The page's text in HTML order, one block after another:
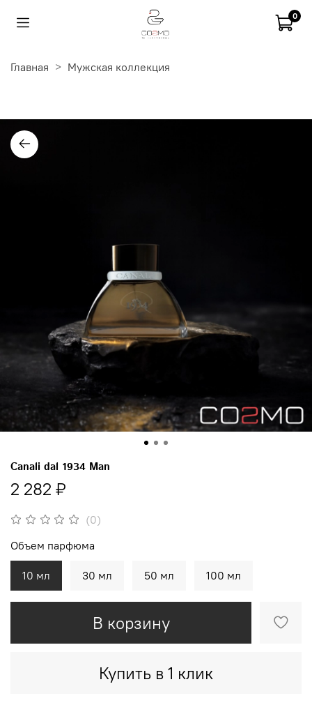
0
Главная Мужская коллекция
(0)
Canali dal 1934 Man
2 282 ₽
В корзину
Купить в 1 клик
Объем парфюма
10 мл 30 мл 50 мл 100 мл